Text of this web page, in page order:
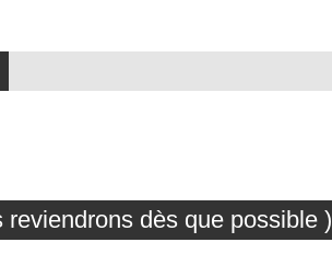
reviendrons dès que possible )